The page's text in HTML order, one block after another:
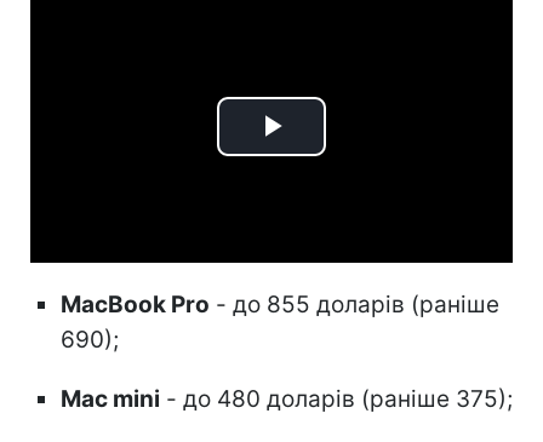
Play
MacBook Pro - до 855 доларів (раніше
690);
Mac mini - до 480 доларів (раніше 375);